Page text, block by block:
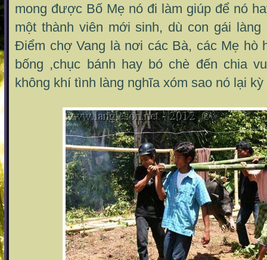
mong được Bố Mẹ nó đi làm giúp để nó
một thành viên mới sinh, dù con gái
Điểm chợ Vang là nơi các Bà, các Mẹ hò
bống ,chục bánh hay bó chè đến chia
không khí tình làng nghĩa xóm sao nó lại